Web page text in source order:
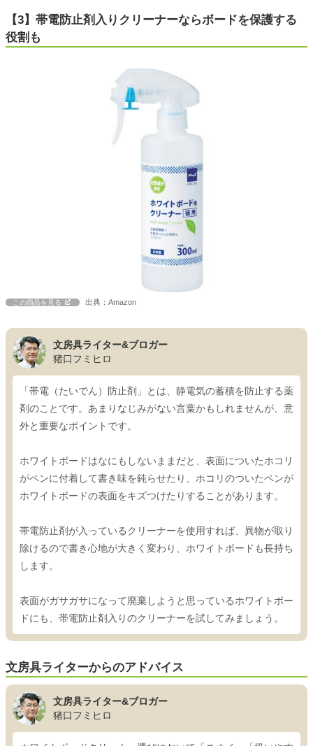
【3】帯電防止剤入りクリーナーならボードを保護する
役割も
この商品を見る 出典：Amazon
文房具ライター&ブロガー
猪口フミヒロ
「帯電（たいでん）防止剤」とは、静電気の蓄積を防止する薬
剤のことです。あまりなじみがない言葉かもしれませんが、意
外と重要なポイントです。
ホワイトボードはなにもしないままだと、表面についたホコリ
がペンに付着して書き味を鈍らせたり、ホコリのついたペンが
ホワイトボードの表面をキズつけたりすることがあります。
帯電防止剤が入っているクリーナーを使用すれば、異物が取り
除けるので書き心地が大きく変わり、ホワイトボードも長持ち
します。
表面がガサガサになって廃棄しようと思っているホワイトボー
ドにも、帯電防止剤入りのクリーナーを試してみましょう。
文房具ライターからのアドバイス
文房具ライター&ブロガー
猪口フミヒロ